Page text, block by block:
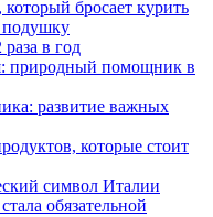
бросает курить
подушку
в год
природный помощник в
развитие важных
которые стоит
символ Италии
обязательной